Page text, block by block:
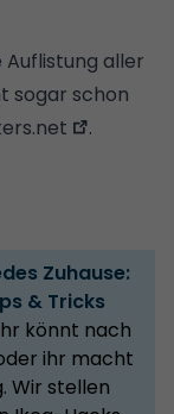
Auflistung aller
sogar schon
.
Zuhause:
& Tricks
könnt nach
ihr macht
Wir stellen